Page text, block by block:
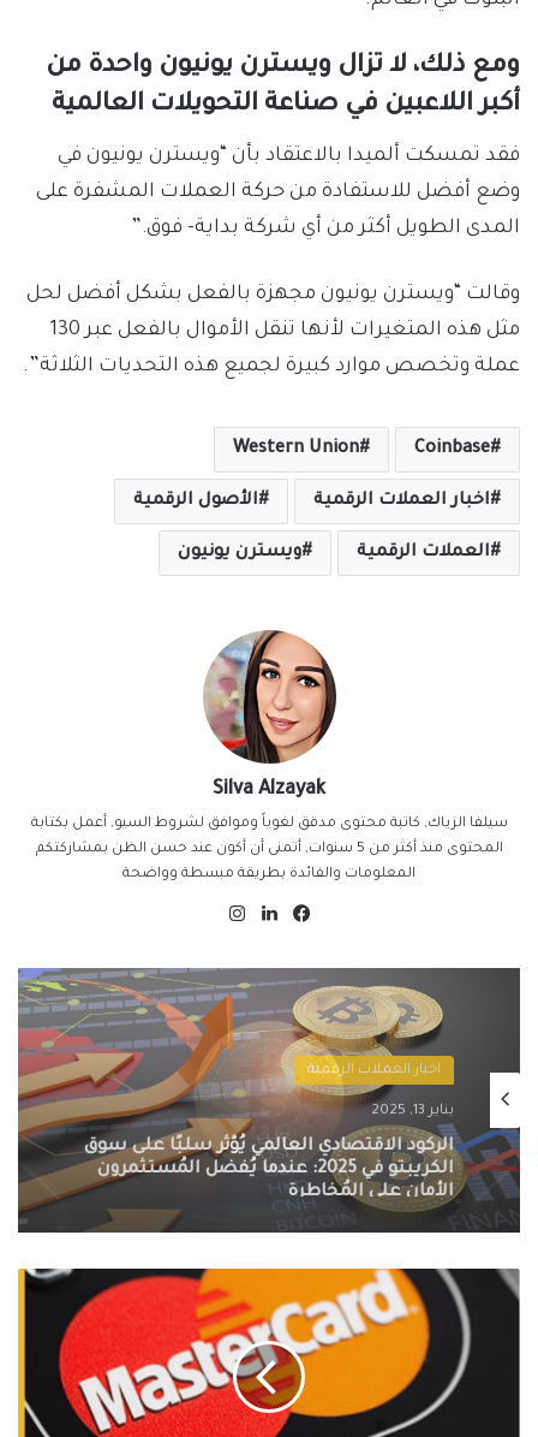
ومع ذلك، لا تزال ويسترن يونيون واحدة من
أكبر اللاعبين في صناعة التحويلات العالمية
فقد تمسكت ألميدا بالاعتقاد بأن “ويسترن يونيون في
وضع أفضل للاستفادة من حركة العملات المشفرة على
المدى الطويل أكثر من أي شركة بداية- فوق.”
وقالت “ويسترن يونيون مجهزة بالفعل بشكل أفضل لحل
مثل هذه المتغيرات لأنها تنقل الأموال بالفعل عبر 130
عملة وتخصص موارد كبيرة لجميع هذه التحديات الثلاثة”.
Coinbase
Western Union
اخبار العملات الرقمية الأصول الرقمية
العملات الرقمية ويسترن يونيون
Silva Alzayak
سيلفا الزياك, كاتبة محتوى مدقق لغوياً وموافق لشروط السيو, أعمل بكتابة
المحتوى منذ أكثر من 5 سنوات, أتمنى أن أكون عند حسن الظن بمشاركتكم
المعلومات والفائدة بطريقة مبسطة وواضحة
فيسبوكلينكدإن
اخبار العملات الرقمية
يناير 13, 2025
التنظيمات الحكومية الصارمة تُطيح بسوق
الكريبتو في 2025: سيف ذو حدين على
مستقبل العملات الرقمية
أعلنت
‎Bitoasis
‎Mastercard